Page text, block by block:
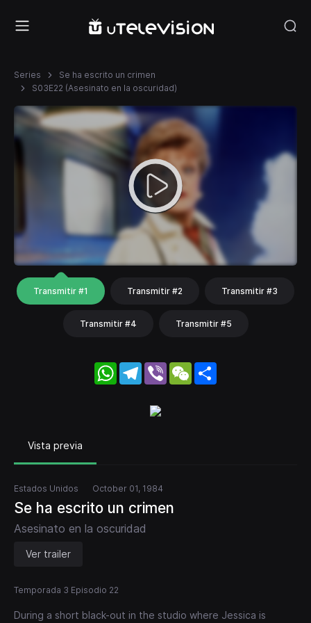
Series
Se ha escrito un crimen
S03E22 (Asesinato en la oscuridad)
Transmitir #1 Transmitir #2 Transmitir #3
Transmitir #4 Transmitir #5
WhatsApp
Telegram
Viber WeChat
Vista previa
Estados Unidos October 01, 1984
Se ha escrito un crimen
Asesinato en la oscuridad
Ver trailer
Temporada 3 Episodio 22
During a short black-out in the studio where Jessica is